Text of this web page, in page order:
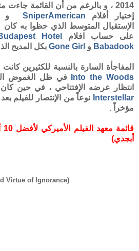
2014 ، و بالرغم من أن القائمة
إختيار أفلام American
Sniper و
الإستقبال المتوسط الذي حظوا به
على حساب افلام
Hotel
Babadook و Gone Girl بكل المديح
المفاجأة السارة بالنسبة للكثيرين
Into the Woods
في ظل الغموض
انتظار عرضه الإفتتاحي ، في حين
Interstellar نوعاً من الإنتصار للفيلم
مؤخراً .
أبجدي)
Virtue of Ignorance)